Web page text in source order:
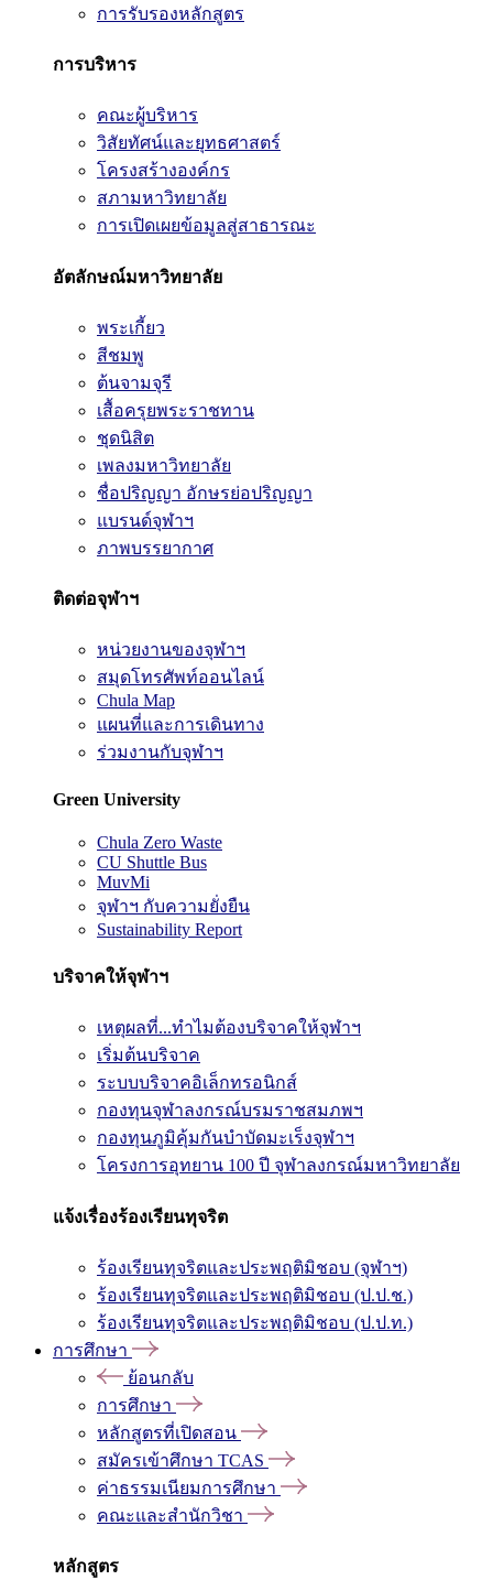
การรับรองหลักสูตร
การบริหาร
คณะผู้บริหาร
วิสัยทัศน์และยุทธศาสตร์
โครงสร้างองค์กร
สภามหาวิทยาลัย
การเปิดเผยข้อมูลสู่สาธารณะ
อัตลักษณ์มหาวิทยาลัย
พระเกี้ยว
สีชมพู
ต้นจามจุรี
เสื้อครุยพระราชทาน
ชุดนิสิต
เพลงมหาวิทยาลัย
ชื่อปริญญา อักษรย่อปริญญา
แบรนด์จุฬาฯ
ภาพบรรยากาศ
ติดต่อจุฬาฯ
หน่วยงานของจุฬาฯ
สมุดโทรศัพท์ออนไลน์
Chula Map
แผนที่และการเดินทาง
ร่วมงานกับจุฬาฯ
Green University
Chula Zero Waste
CU Shuttle Bus
MuvMi
จุฬาฯ กับความยั่งยืน
Sustainability Report
บริจาคให้จุฬาฯ
เหตุผลที่...ทำไมต้องบริจาคให้จุฬาฯ
เริ่มต้นบริจาค
ระบบบริจาคอิเล็กทรอนิกส์
กองทุนจุฬาลงกรณ์บรมราชสมภพฯ
กองทุนภูมิคุ้มกันบำบัดมะเร็งจุฬาฯ
โครงการอุทยาน 100 ปี จุฬาลงกรณ์มหาวิทยาลัย
แจ้งเรื่องร้องเรียนทุจริต
ร้องเรียนทุจริตและประพฤติมิชอบ (จุฬาฯ)
ร้องเรียนทุจริตและประพฤติมิชอบ (ป.ป.ช.)
ร้องเรียนทุจริตและประพฤติมิชอบ (ป.ป.ท.)
การศึกษา
ย้อนกลับ
การศึกษา
หลักสูตรที่เปิดสอน
สมัครเข้าศึกษา TCAS
ค่าธรรมเนียมการศึกษา
คณะและสำนักวิชา
หลักสูตร